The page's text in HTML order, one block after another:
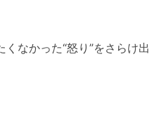
なかった“怒り”をさらけ出